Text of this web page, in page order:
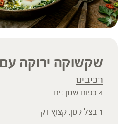
שקשוקה ירוקה
רכיבים
4 כפות שמן זית
1 בצל קטן, קצוץ דק